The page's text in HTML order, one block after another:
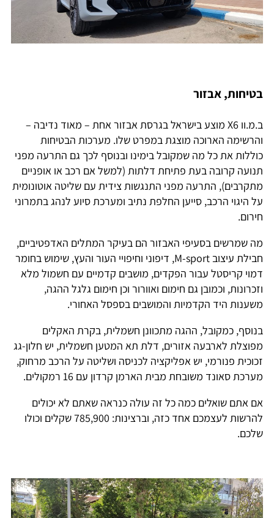
בטיחות, אבזור
ב.מ.וו X6 מוצע בישראל בגרסת אבזור אחת – מאוד נדיבה –
והרשימה הארוכה מוצגת במפרט שלו. מערכות הבטיחות
כוללות את כל מה שמקובל בימינו ובנוסף לכך גם התרעה מפני
תנועה קרובה בעת פתיחת דלתות (למשל אם רכב או אופניים
מתקרבים), התרעה מפני התנגשות צידית עם שליטה אוטונומית
על היגוי הרכב, סייען החלפת נתיב ומערכת סיוע לנהג בתמרוני
חירום.
מה שמרשים בסעיפי האבזור הם בעיקר המתלים האדפטיביים,
חבילת עיצוב M-sport, דיפוני וחיפויי העור והעץ, שימוש בחומר
דמוי קריסטל עבור הפקדים, מושבים קדמיים עם חשמול מלא
וזכרונות, וכמובן גם חימום ואוורור וכן חימום גלגל ההגה,
משענות היד הקדמיות והמושבים בספסל האחורי.
בנוסף, כמקובל, ההגה מתכוונן חשמלית, בקרת האקלים
מפוצלת לארבעה אזורים, דלת תא המטען חשמלית, יש חלון-גג
זכוכית פנורמי, יש אפליקציה לכניסה ושליטה על הרכב מרחוק,
מערכת סאונד משובחת מבית הארמן קרדון עם 16 רמקולים.
אם אתם שואלים כמה כל זה עולה כנראה שאתם לא יכולים
להרשות לעצמכם אחד כזה, וברצינות: 785,900 שקלים וכולו
שלכם.